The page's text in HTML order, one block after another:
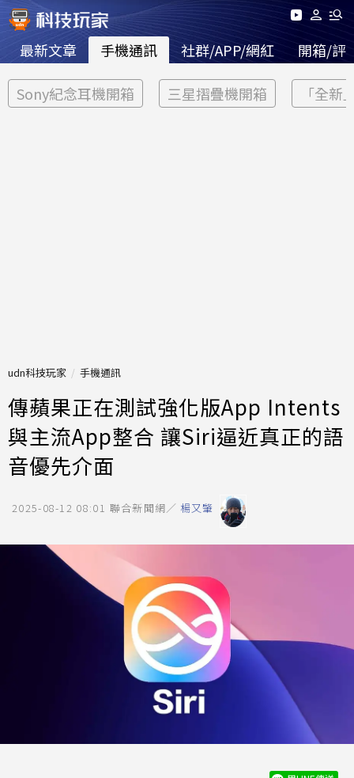
最新文章 手機通訊 社群/APP/網紅 開箱/評
Sony紀念耳機開箱 三星摺疊機開箱 「全新
udn科技玩家 手機通訊
傳蘋果正在測試強化版App Intents
與主流App整合 讓Siri逼近真正的語
音優先介面
2025-08-12 08:01 聯合新聞網／ 楊又肇